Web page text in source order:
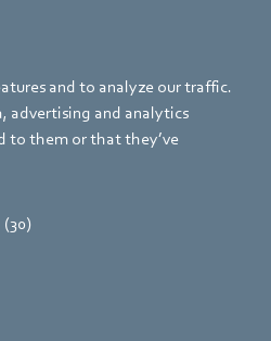
and to analyze our traffic.
advertising and analytics
to them or that they’ve